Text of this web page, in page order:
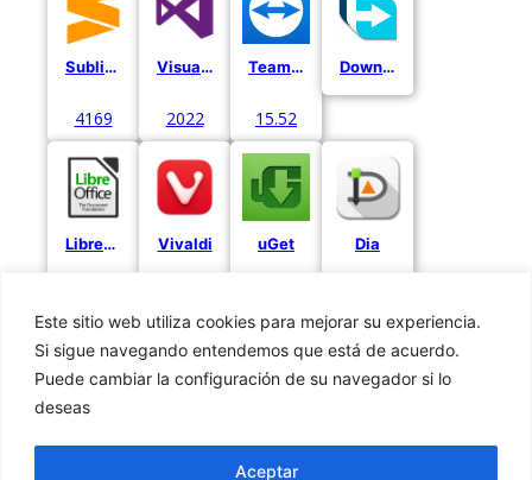
Este sitio web utiliza cookies para mejorar su experiencia.
Si sigue navegando entendemos que está de acuerdo.
Puede cambiar la configuración de su navegador si lo
deseas
Aceptar
Sublime Text
4169
Visual Studio
2022
Team Viewer
15.52
Download Manager
LibreOffice Vivaldi uGet Dia
Cookies
Aviso Legal